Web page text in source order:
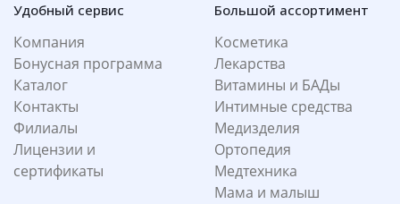
Удобный сервис
Компания
Бонусная программа
Каталог
Контакты
Филиалы
Лицензии и
сертификаты
Большой ассортимент
Косметика
Лекарства
Витамины и БАДы
Интимные средства
Медизделия
Ортопедия
Медтехника
Мама и малыш